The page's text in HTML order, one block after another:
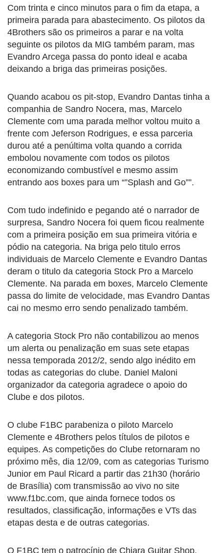
Com trinta e cinco minutos para o fim da etapa, a
primeira parada para abastecimento. Os pilotos da
4Brothers são os primeiros a parar e na volta
seguinte os pilotos da MIG também param, mas
Evandro Arcega passa do ponto ideal e acaba
deixando a briga das primeiras posições.
Quando acabou os pit-stop, Evandro Dantas tinha a
companhia de Sandro Nocera, mas, Marcelo
Clemente com uma parada melhor voltou muito a
frente com Jeferson Rodrigues, e essa parceria
durou até a penúltima volta quando a corrida
embolou novamente com todos os pilotos
economizando combustível e mesmo assim
entrando aos boxes para um “”Splash and Go””.
Com tudo indefinido e pegando até o narrador de
surpresa, Sandro Nocera foi quem ficou realmente
com a primeira posição em sua primeira vitória e
pódio na categoria. Na briga pelo titulo erros
individuais de Marcelo Clemente e Evandro Dantas
deram o titulo da categoria Stock Pro a Marcelo
Clemente. Na parada em boxes, Marcelo Clemente
passa do limite de velocidade, mas Evandro Dantas
cai no mesmo erro sendo penalizado também.
A categoria Stock Pro não contabilizou ao menos
um alerta ou penalização em suas sete etapas
nessa temporada 2012/2, sendo algo inédito em
todas as categorias do clube. Daniel Maloni
organizador da categoria agradece o apoio do
Clube e dos pilotos.
O clube F1BC parabeniza o piloto Marcelo
Clemente e 4Brothers pelos títulos de pilotos e
equipes. As competições do Clube retornaram no
próximo mês, dia 12/09, com as categorias Turismo
Junior em Paul Ricard a partir das 21h30 (horário
de Brasília) com transmissão ao vivo no site
www.f1bc.com, que ainda fornece todos os
resultados, classificação, informações e VTs das
etapas desta e de outras categorias.
O F1BC tem o patrocínio de Chiara Guitar Shop,